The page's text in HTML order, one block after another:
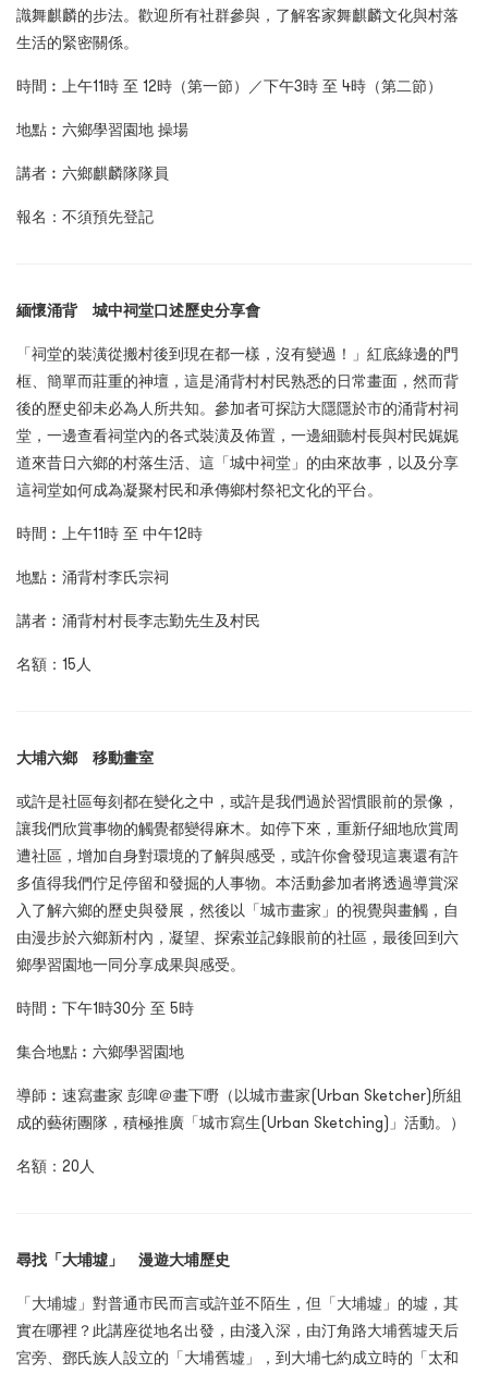
識舞麒麟的步法。歡迎所有社群參與，了解客家舞麒麟文化與村落
生活的緊密關係。
時間︰上午11時 至 12時（第一節）／下午3時 至 4時（第二節）
地點︰六鄉學習園地 操場
講者︰六鄉麒麟隊隊員
報名：不須預先登記
緬懷涌背 城中祠堂口述歷史分享會
「祠堂的裝潢從搬村後到現在都一樣，沒有變過！」紅底綠邊的門
框、簡單而莊重的神壇，這是涌背村村民熟悉的日常畫面，然而背
後的歷史卻未必為人所共知。參加者可探訪大隱隱於市的涌背村祠
堂，一邊查看祠堂內的各式裝潢及佈置，一邊細聽村長與村民娓娓
道來昔日六鄉的村落生活、這「城中祠堂」的由來故事，以及分享
這祠堂如何成為凝聚村民和承傳鄉村祭祀文化的平台。
時間︰上午11時 至 中午12時
地點︰涌背村李氏宗祠
講者︰涌背村村長李志勤先生及村民
名額：15人
大埔六鄉 移動畫室
或許是社區每刻都在變化之中，或許是我們過於習慣眼前的景像，
讓我們欣賞事物的觸覺都變得麻木。如停下來，重新仔細地欣賞周
遭社區，增加自身對環境的了解與感受，或許你會發現這裏還有許
多值得我們佇足停留和發掘的人事物。本活動參加者將透過導賞深
入了解六鄉的歷史與發展，然後以「城市畫家」的視覺與畫觸，自
由漫步於六鄉新村內，凝望、探索並記錄眼前的社區，最後回到六
鄉學習園地一同分享成果與感受。
時間︰下午1時30分 至 5時
集合地點︰六鄉學習園地
導師︰速寫畫家 彭啤＠畫下嘢（以城市畫家(Urban Sketcher)所組
成的藝術團隊，積極推廣「城市寫生(Urban Sketching)」活動。）
名額：20人
尋找「大埔墟」 漫遊大埔歷史
「大埔墟」對普通市民而言或許並不陌生，但「大埔墟」的墟，其
實在哪裡？此講座從地名出發，由淺入深，由汀角路大埔舊墟天后
宮旁、鄧氏族人設立的「大埔舊墟」，到大埔七約成立時的「太和